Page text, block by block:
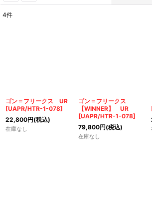
絞り込む
4件
ゴン＝フリークス UR
[UAPR/HTR-1-078]
22,800円(税込)
在庫なし
ゴン＝フリークス
【WINNER】 UR
[UAPR/HTR-1-078]
79,800円(税込)
在庫なし